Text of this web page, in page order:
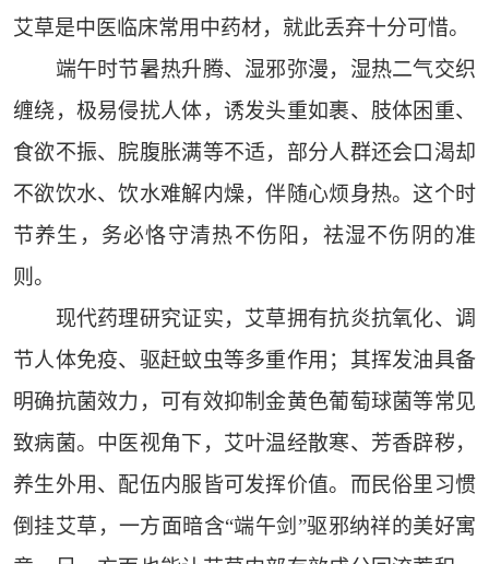
艾草是中医临床常用中药材，就此丢弃十分可惜。
端午时节暑热升腾、湿邪弥漫，湿热二气交织
缠绕，极易侵扰人体，诱发头重如裹、肢体困重、
食欲不振、脘腹胀满等不适，部分人群还会口渴却
不欲饮水、饮水难解内燥，伴随心烦身热。这个时
节养生，务必恪守清热不伤阳，祛湿不伤阴的准
则。
现代药理研究证实，艾草拥有抗炎抗氧化、调
节人体免疫、驱赶蚊虫等多重作用；其挥发油具备
明确抗菌效力，可有效抑制金黄色葡萄球菌等常见
致病菌。中医视角下，艾叶温经散寒、芳香辟秽，
养生外用、配伍内服皆可发挥价值。而民俗里习惯
倒挂艾草，一方面暗含“端午剑”驱邪纳祥的美好寓